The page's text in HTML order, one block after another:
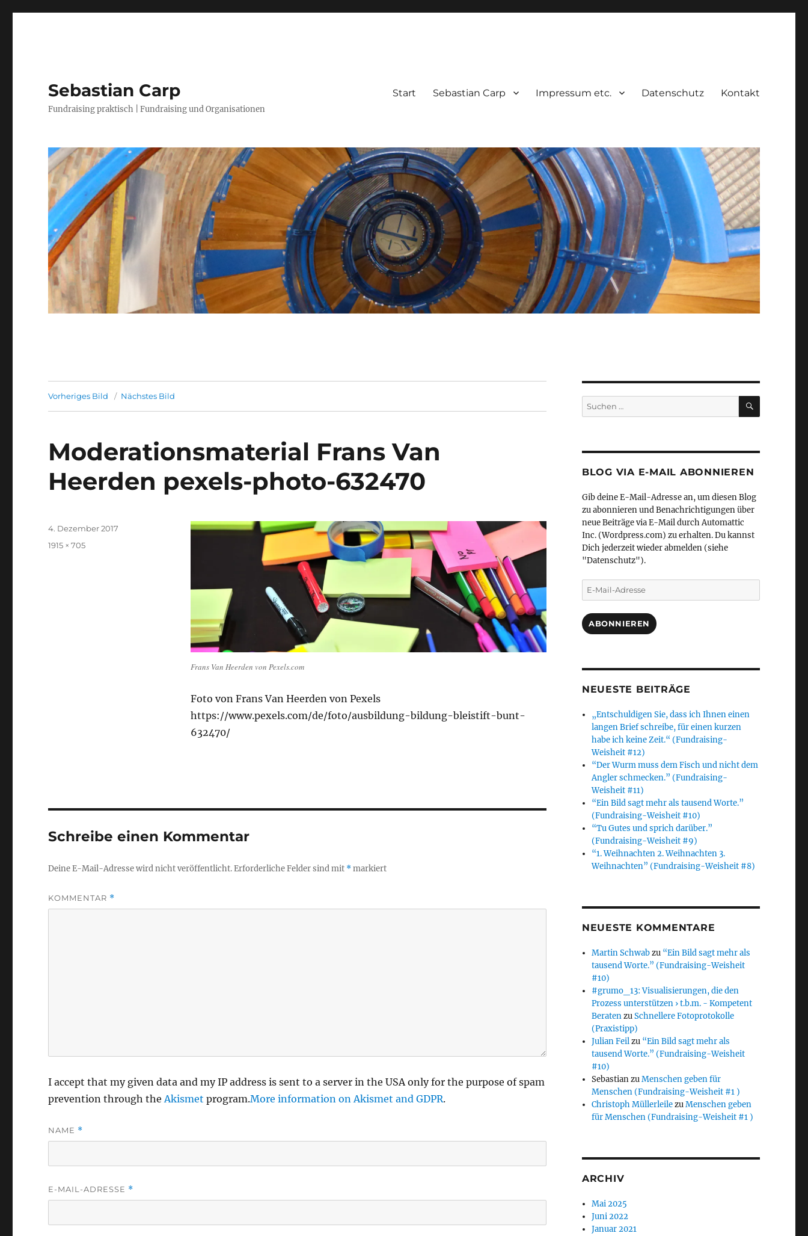
Sebastian Carp
Fundraising praktisch | Fundraising und Organisationen
Start Sebastian Carp Impressum etc. Datenschutz Kontakt
Vorheriges Bild Nächstes Bild
Moderationsmaterial Frans Van
Heerden pexels-photo-632470
Frans Van Heer­den von Pexels.com
Foto von Frans Van Heer­den von Pexels
https://www.pexels.com/de/foto/ausbildung-bildung-bleistift-bunt-
632470/
Veröffentlicht
4. Dezember 2017
Volle
1915 × 705
Schreibe einen Kommentar
Deine E-Mail-Adresse wird nicht veröffentlicht.Erforderliche Felder sind mit *markiert
KOMMENTAR *
I accept that my given data and my IP address is sent to a server in the USA only for the purpose of spam
prevention through theAkismet program.More information on Akismet and GDPR.
NAME *
E-MAIL-ADRESSE *
Suche
nach:
SUCHEN
BLOG VIA E-MAIL ABONNIEREN
Gib deine E-Mail-Adresse an, um diesen Blog
zu abonnieren und Benachrichtigungen über
neue Beiträge via E-Mail durch Automattic
Inc. (Wordpress.com) zu erhalten. Du kannst
Dich jederzeit wieder abmelden (siehe
"Datenschutz").
E-
Mail-
ABONNIEREN
NEUESTE BEITRÄGE
„Entschuldigen Sie, dass ich Ihnen einen
langen Brief schreibe, für einen kurzen
habe ich keine Zeit.“ (Fundraising-
Weisheit #12)
“Der Wurm muss dem Fisch und nicht dem
Angler schmecken.” (Fundraising-
Weisheit #11)
“Ein Bild sagt mehr als tausend Worte.”
(Fundraising-Weisheit #10)
“Tu Gutes und sprich darüber.”
(Fundraising-Weisheit #9)
“1. Weihnachten 2. Weihnachten 3.
Weihnachten” (Fundraising-Weisheit #8)
NEUESTE KOMMENTARE
Martin Schwabzu “Ein Bild sagt mehr als
tausend Worte.” (Fundraising-Weisheit
#10)
#grumo_13: Visualisierungen, die den
Prozess unterstützen › t.b.m. - Kompetent
BeratenzuSchnellere Fotoprotokolle
(Praxistipp)
Julian Feilzu “Ein Bild sagt mehr als
tausend Worte.” (Fundraising-Weisheit
#10)
SebastianzuMenschen geben für
Menschen (Fundraising-Weisheit #1 )
Christoph MüllerleilezuMenschen geben
für Menschen (Fundraising-Weisheit #1 )
ARCHIV
Mai 2025
Juni 2022
Januar 2021